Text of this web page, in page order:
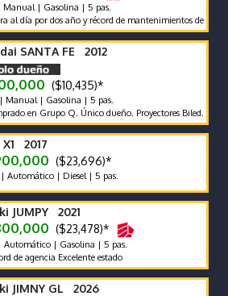
Manual | Gasolina | 5 pas.
por dos año y récord de mantenimientos de agencia s.
SANTA FE 2012
($10,435)*
Manual | Gasolina | 5 pas.
en Grupo Q. Único dueño. Proyectores Biled. Pantalla
X1 2017
($23,696)*
Automático | Diesel | 5 pas.
JUMPY 2021
($23,478)*
Automático | Gasolina | 5 pas.
agencia Excelente estado
JIMNY GL 2026